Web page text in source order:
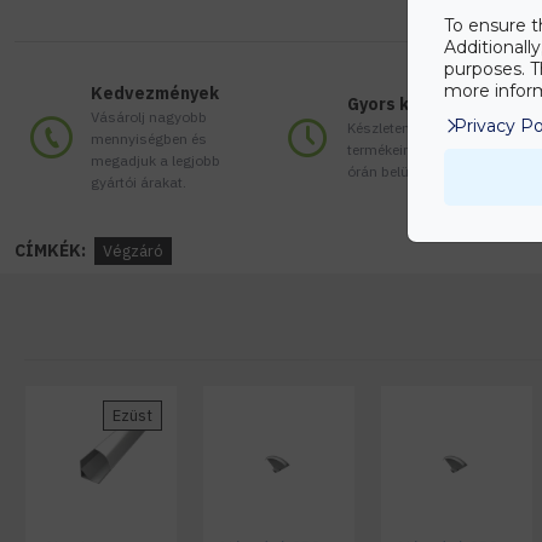
Kedvezmények
Vásárolj nagyobb
mennyiségben és
megadjuk a legjobb
gyártói árakat.
Gyors kiszállítás
Készleten lévő
termékeinket akár 24
órán belül megkaphatod!
CÍMKÉK: Végzáró
Ezüst
To ensure
purposes.
more
Privacy